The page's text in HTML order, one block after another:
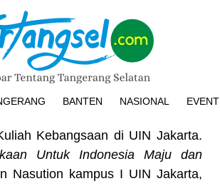
BANTEN NASIONAL EVENT
Kebangsaan di UIN Jakarta.
Untuk Indonesia Maju dan
Nasution kampus I UIN Jakarta,